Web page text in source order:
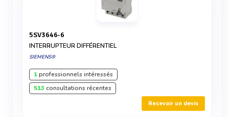
5SV3646-6
INTERRUPTEUR DIFFÉRENTIEL
SIEMENS®
1professionnels intéressés
513 consultations récentes
Recevoir un devis